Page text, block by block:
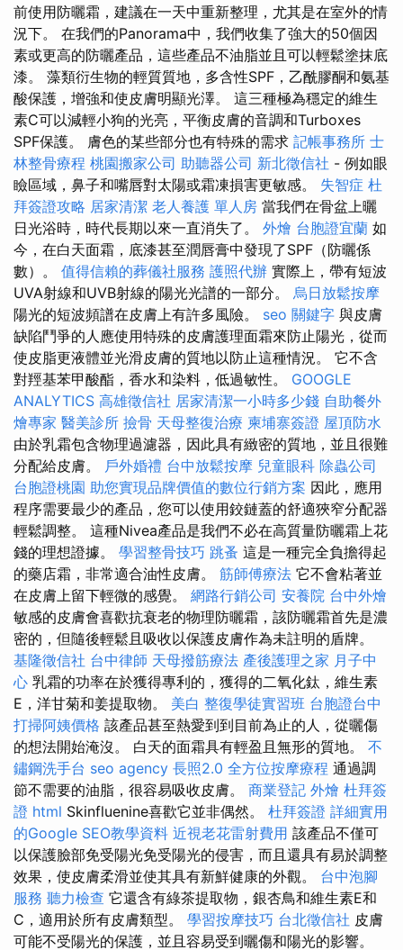
前使用防曬霜，建議在一天中重新整理，尤其是在室外的情
況下。 在我們的Panorama中，我們收集了強大的50個因
素或更高的防曬產品，這些產品不油脂並且可以輕鬆塗抹底
漆。 藻類衍生物的輕質質地，多含性SPF，乙酰膠酮和氨基
酸保護，增強和使皮膚明顯光澤。 這三種極為穩定的維生
素C可以減輕小狗的光亮，平衡皮膚的音調和Turboxes
SPF保護。 膚色的某些部分也有特殊的需求 記帳事務所 士
林整骨療程 桃園搬家公司 助聽器公司 新北徵信社 - 例如眼
瞼區域，鼻子和嘴唇對太陽或霜凍損害更敏感。 失智症 杜
拜簽證攻略 居家清潔 老人養護 單人房 當我們在骨盆上曬
日光浴時，時代長期以來一直消失了。 外燴 台胞證宜蘭 如
今，在白天面霜，底漆甚至潤唇膏中發現了SPF（防曬係
數）。 值得信賴的葬儀社服務 護照代辦 實際上，帶有短波
UVA射線和UVB射線的陽光光譜的一部分。 烏日放鬆按摩
陽光的短波頻譜在皮膚上有許多風險。 seo 關鍵字 與皮膚
缺陷鬥爭的人應使用特殊的皮膚護理面霜來防止陽光，從而
使皮脂更液體並光滑皮膚的質地以防止這種情況。 它不含
對羥基苯甲酸酯，香水和染料，低過敏性。 GOOGLE
ANALYTICS 高雄徵信社 居家清潔一小時多少錢 自助餐外
燴專家 醫美診所 撿骨 天母整復治療 柬埔寨簽證 屋頂防水
由於乳霜包含物理過濾器，因此具有緻密的質地，並且很難
分配給皮膚。 戶外婚禮 台中放鬆按摩 兒童眼科 除蟲公司
台胞證桃園 助您實現品牌價值的數位行銷方案 因此，應用
程序需要最少的產品，您可以使用鉸鏈蓋的舒適狹窄分配器
輕鬆調整。 這種Nivea產品是我們不必在高質量防曬霜上花
錢的理想證據。 學習整骨技巧 跳蚤 這是一種完全負擔得起
的藥店霜，非常適合油性皮膚。 筋師傅療法 它不會粘著並
在皮膚上留下輕微的感覺。 網路行銷公司 安養院 台中外燴
敏感的皮膚會喜歡抗衰老的物理防曬霜，該防曬霜首先是濃
密的，但隨後輕鬆且吸收以保護皮膚作為未註明的盾牌。
基隆徵信社 台中律師 天母撥筋療法 產後護理之家 月子中
心 乳霜的功率在於獲得專利的，獲得的二氧化鈦，維生素
E，洋甘菊和姜提取物。 美白 整復學徒實習班 台胞證台中
打掃阿姨價格 該產品甚至熱愛到到目前為止的人，從曬傷
的想法開始淹沒。 白天的面霜具有輕盈且無形的質地。 不
鏽鋼洗手台 seo agency 長照2.0 全方位按摩療程 通過調
節不需要的油脂，很容易吸收皮膚。 商業登記 外燴 杜拜簽
證 html Skinfluenine喜歡它並非偶然。 杜拜簽證 詳細實用
的Google SEO教學資料 近視老花雷射費用 該產品不僅可
以保護臉部免受陽光免受陽光的侵害，而且還具有易於調整
效果，使皮膚柔滑並使其具有新鮮健康的外觀。 台中泡腳
服務 聽力檢查 它還含有綠茶提取物，銀杏鳥和維生素E和
C，適用於所有皮膚類型。 學習按摩技巧 台北徵信社 皮膚
可能不受陽光的保護，並且容易受到曬傷和陽光的影響。